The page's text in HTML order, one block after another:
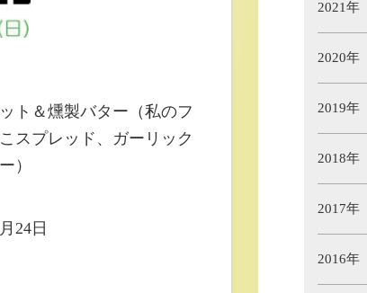
ト＆燻製バター（私のフ
スプレッド、ガーリック
）
24日
2021年
2020年
2019年
2018年
2017年
2016年